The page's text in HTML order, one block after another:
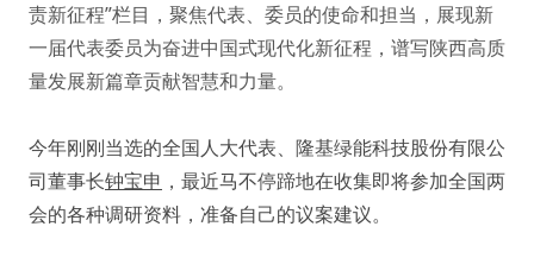
责新征程”栏目，聚焦代表、委员的使命和担当，展现新
一届代表委员为奋进中国式现代化新征程，谱写陕西高质
量发展新篇章贡献智慧和力量。
今年刚刚当选的全国人大代表、隆基绿能科技股份有限公
司董事长钟宝申 ，最近马不停蹄地在收集即将参加全国两
会的各种调研资料，准备自己的议案建议。